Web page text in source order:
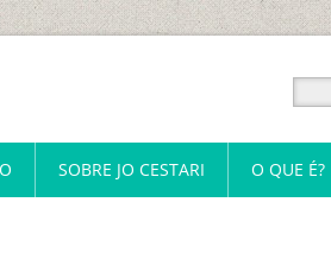
SOBRE JO CESTARI O QUE É?